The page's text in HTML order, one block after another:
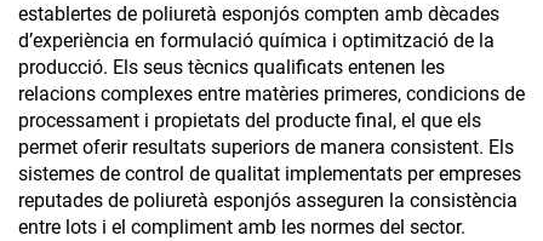
establertes de poliuretà esponjós compten amb dècades
d’experiència en formulació química i optimització de la
producció. Els seus tècnics qualificats entenen les
relacions complexes entre matèries primeres, condicions de
processament i propietats del producte final, el que els
permet oferir resultats superiors de manera consistent. Els
sistemes de control de qualitat implementats per empreses
reputades de poliuretà esponjós asseguren la consistència
entre lots i el compliment amb les normes del sector.